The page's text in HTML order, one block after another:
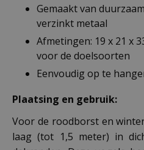
Gemaakt van
verzinkt metaal
Afmetingen: 19 x 21 x
voor de doelsoorten
Eenvoudig op te
Plaatsing en gebruik:
Voor de roodborst en
laag (tot 1,5 meter) in